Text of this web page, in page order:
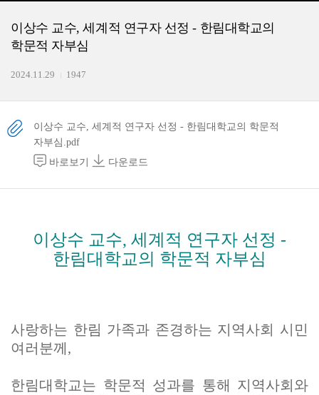
이상수 교수, 세계적 연구자 선정 - 한림대학교의
학문적 자부심
2024.11.29 1947
이상수 교수, 세계적 연구자 선정 - 한림대학교의 학문적
자부심.pdf
바로보기
다운로드
이상수 교수, 세계적 연구자 선정 -
한림대학교의 학문적 자부심
사랑하는 한림 가족과 존경하는 지역사회 시민
여러분께,
한림대학교는 학문적 성과를 통해 지역사회와